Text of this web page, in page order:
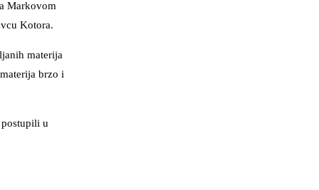
Markovom
Kotora.
materija
brzo i
u